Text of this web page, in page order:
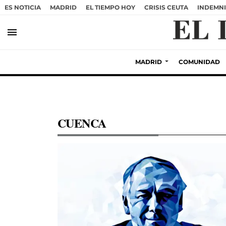
ES NOTICIA MADRID EL TIEMPO HOY CRISIS CEUTA
menu
MADRID COMUNIDAD
CUENCA